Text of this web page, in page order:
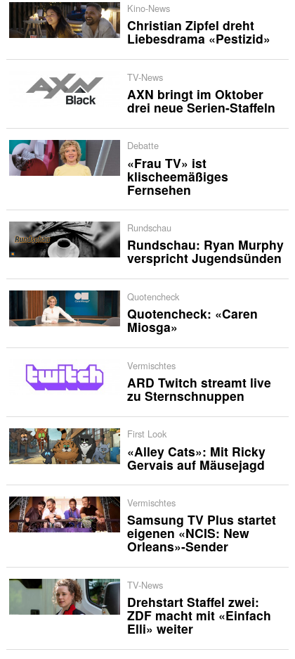
Kino-News
Christian Zipfel dreht
Liebesdrama «Pestizid»
TV-News
AXN bringt im Oktober
drei neue Serien-Staffeln
Debatte
«Frau TV» ist
klischeemäßiges
Fernsehen
Rundschau
Rundschau: Ryan Murphy
verspricht Jugendsünden
Quotencheck
Quotencheck: «Caren
Miosga»
Vermischtes
ARD Twitch streamt live
zu Sternschnuppen
First Look
«Alley Cats»: Mit Ricky
Gervais auf Mäusejagd
Vermischtes
Samsung TV Plus startet
eigenen «NCIS: New
Orleans»-Sender
TV-News
Drehstart Staffel zwei:
ZDF macht mit «Einfach
Elli» weiter